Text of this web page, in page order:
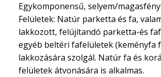
Egykomponensű, selyem/
Felületek: Natúr parketta és fa,
lakkozott, felújítandó parketta-és
egyéb beltéri fafelületek (keményfa
lakkozására szolgál. Natúr fa és
felületek átvonására is alkalmas.